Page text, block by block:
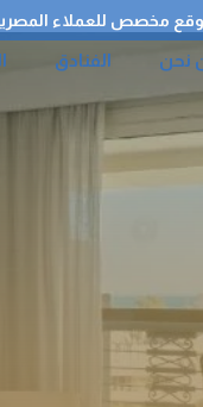
مخصص للعملاء
نحن الفنادق